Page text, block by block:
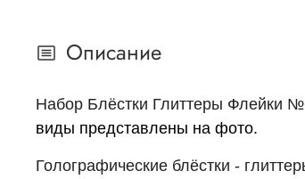
Описание
Набор Блёстки Глиттеры Флейки
виды представлены на фото.
Голографические блёстки -